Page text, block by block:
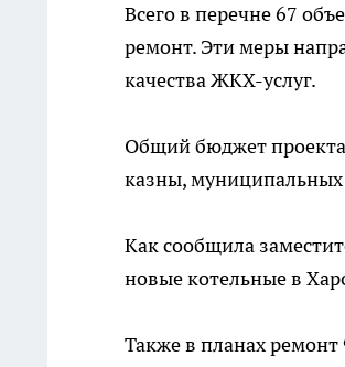
Всего в перечне 67
ремонт. Эти меры
качества ЖКХ-услуг.
Общий бюджет
казны, муниципальных
Как сообщила
новые котельные в
Также в планах ремонт